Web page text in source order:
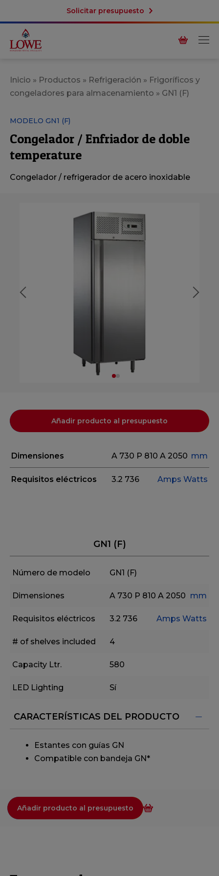
Solicitar presupuesto
Inicio » Productos » Refrigeración » Frigoríficos y
congeladores para almacenamiento » GN1 (F)
MODELO GN1 (F)
Congelador / Enfriador de doble
temperature
Congelador / refrigerador de acero inoxidable
Añadir producto al presupuesto
Dimensiones A 730 P 810 A 2050 mm
Requisitos eléctricos 3.2 736 Amps Watts
GN1 (F)
Número de modelo GN1 (F)
Dimensiones A 730 P 810 A 2050 mm
Requisitos eléctricos 3.2 736 Amps Watts
# of shelves included 4
Capacity Ltr. 580
LED Lighting Sí
CARACTERÍSTICAS DEL PRODUCTO
Estantes con guí­as GN
Compatible con bandeja GN*
Añadir producto al presupuesto